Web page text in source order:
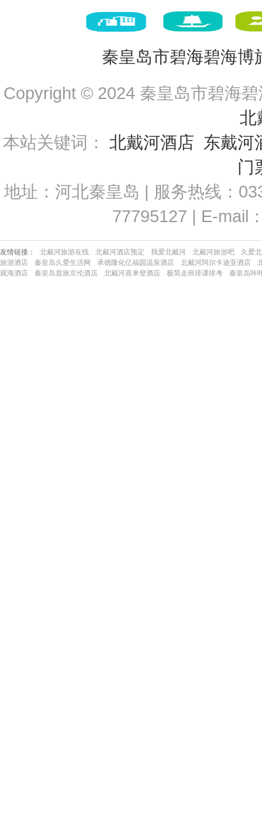
秦皇岛市碧海碧海博
Copyright © 2024 秦皇岛市碧海
北
本站关键词： 北戴河酒店 东戴河
门
地址：河北秦皇岛 | 服务热线：
77795127 | E-mail
友情链接： 北戴河旅游在线 北戴河酒店预定 我爱北戴河 北戴河旅游吧
久爱
旅游酒店
秦皇岛久爱生活网 承德隆化亿福园温泉酒店 北戴河阿尔卡迪亚酒店
观海酒店
秦皇岛首旅京伦酒店 北戴河喜来登酒店 极简走班排课排考 秦皇岛咔